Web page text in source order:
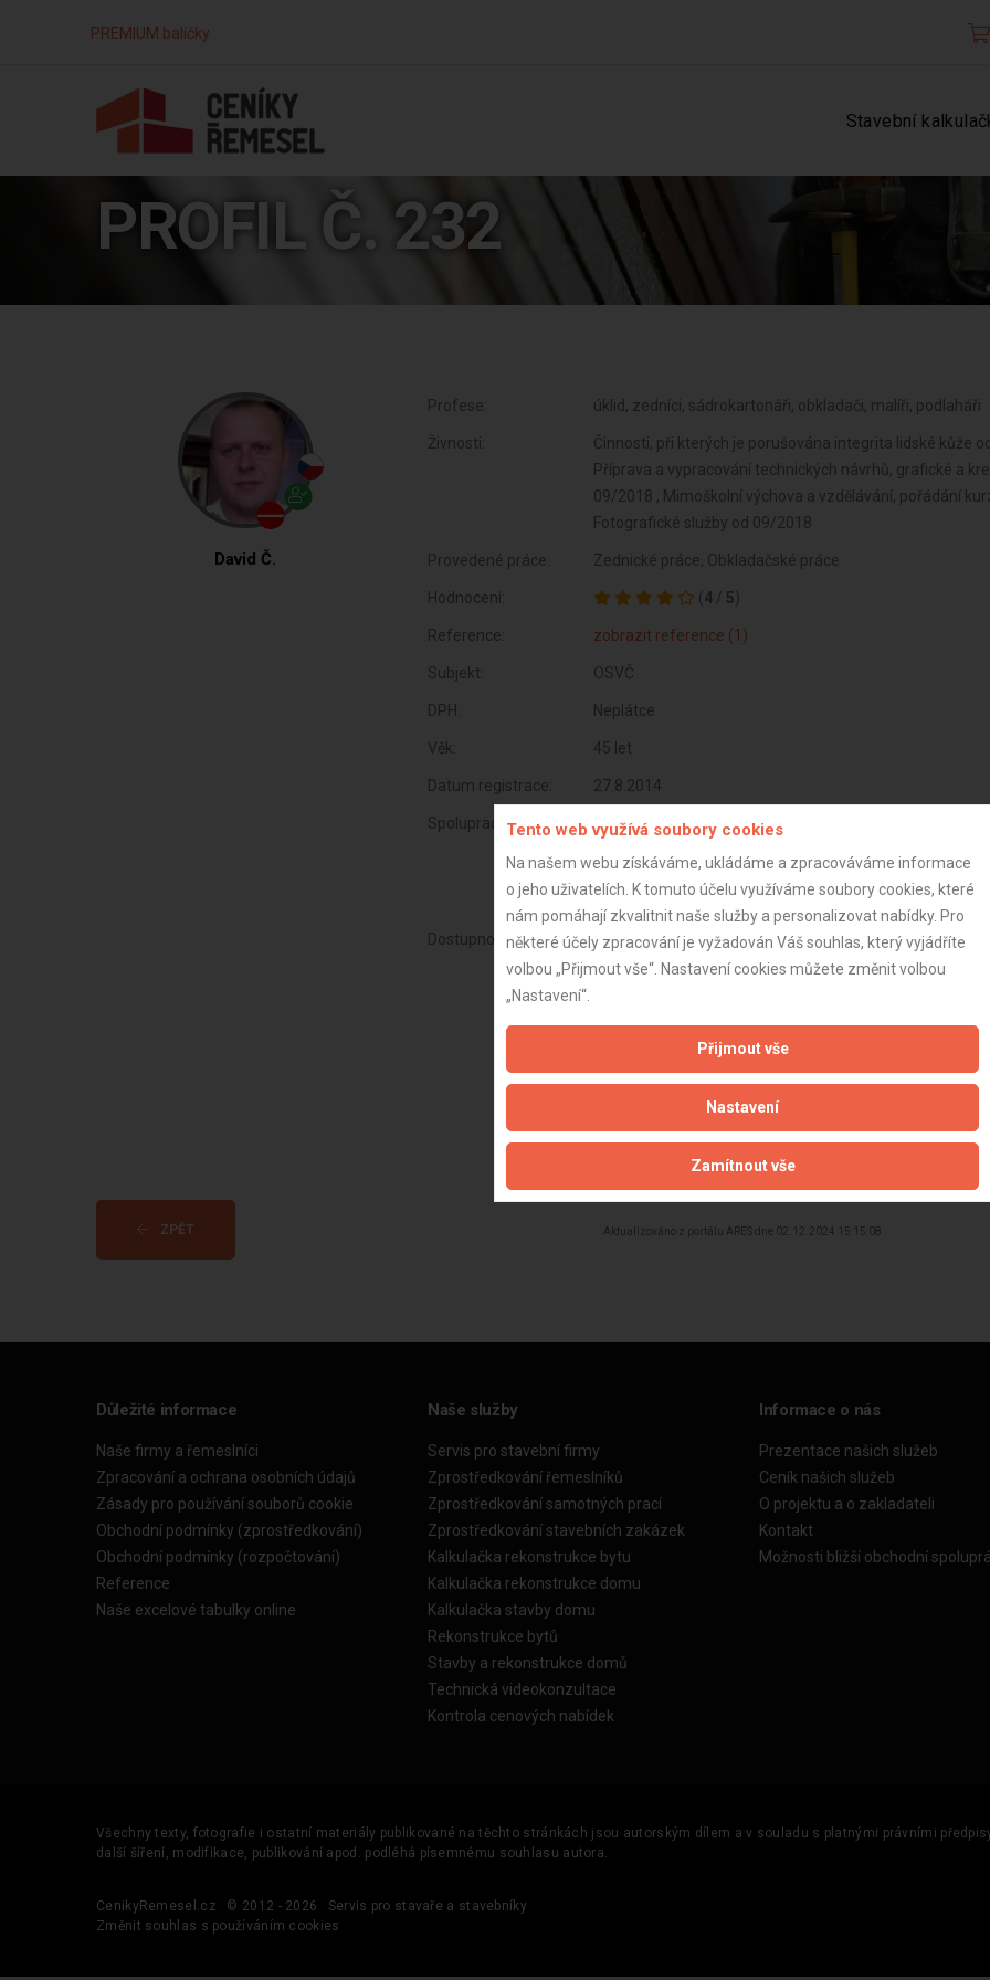
PREMIUM balíčky
Stavební
PROFIL Č. 232
David Č.
Profese: úklid, zedníci, sádrokartonáři, obkladači, malíři, podlaháři
Živnosti:
Činnosti, při kterých je porušována integrita lidské kůže
Příprava a vypracování technických návrhů, grafické a
09/2018 , Mimoškolní výchova a vzdělávání, pořádání
Fotografické služby od 09/2018
Provedené práce: Zednické práce, Obkladačské práce
Hodnocení: (4 / 5)
Reference: zobrazit reference (1)
Subjekt: OSVČ
DPH: Neplátce
Věk: 45 let
Datum registrace: 27.8.2014
Spolupracovníci
Jarda Julius Standa
Dostupnost:
ZPĚT Aktualizováno z portálu ARES dne 02.12.2024 15:15:08
Důležité informace
Naše firmy a řemeslníci
Zpracování a ochrana osobních údajů
Zásady pro používání souborů cookie
Obchodní podmínky (zprostředkování)
Obchodní podmínky (rozpočtování)
Reference
Naše excelové tabulky online
Naše služby
Servis pro stavební firmy
Zprostředkování řemeslníků
Zprostředkování samotných prací
Zprostředkování stavebních zakázek
Kalkulačka rekonstrukce bytu
Kalkulačka rekonstrukce domu
Kalkulačka stavby domu
Rekonstrukce bytů
Stavby a rekonstrukce domů
Technická videokonzultace
Kontrola cenových nabídek
Informace o nás
Prezentace našich služeb
Ceník našich služeb
O projektu a o zakladateli
Kontakt
Možnosti bližší obchodní
Všechny texty, fotografie i ostatní materiály publikované na těchto stránkách jsou autorským dílem a v souladu s platnými právními
další šíření, modifikace, publikování apod. podléhá písemnému souhlasu autora.
CenikyRemesel.cz © 2012 - 2026
Servis pro stavaře a stavebníky
Změnit souhlas s používáním cookies
Tento web využívá soubory cookies
Na našem webu získáváme, ukládáme a zpracováváme informace
o jeho uživatelích. K tomuto účelu využíváme soubory cookies, které
nám pomáhají zkvalitnit naše služby a personalizovat nabídky. Pro
některé účely zpracování je vyžadován Váš souhlas, který vyjádříte
volbou „Přijmout vše“. Nastavení cookies můžete změnit volbou
„Nastavení“.
Přijmout vše
Nastavení
Zamítnout vše